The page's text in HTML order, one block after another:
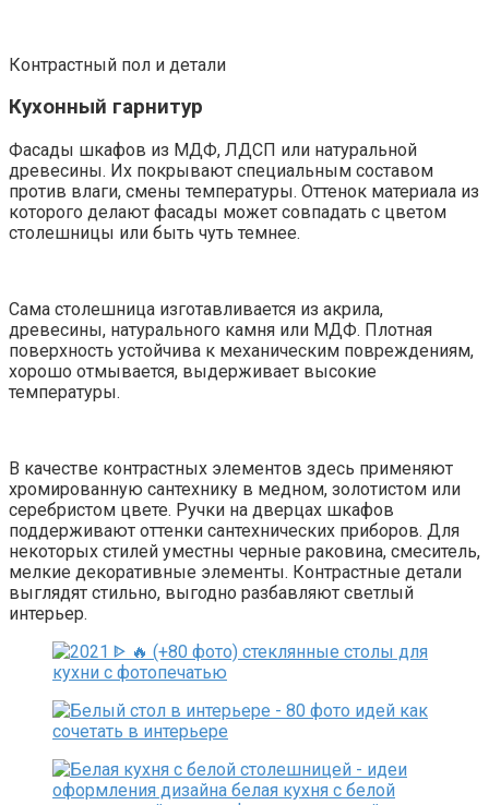
Контрастный пол и детали
Кухонный гарнитур
Фасады шкафов из МДФ, ЛДСП или натуральной
древесины. Их покрывают специальным составом
против влаги, смены температуры. Оттенок материала из
которого делают фасады может совпадать с цветом
столешницы или быть чуть темнее.
Сама столешница изготавливается из акрила,
древесины, натурального камня или МДФ. Плотная
поверхность устойчива к механическим повреждениям,
хорошо отмывается, выдерживает высокие
температуры.
В качестве контрастных элементов здесь применяют
хромированную сантехнику в медном, золотистом или
серебристом цвете. Ручки на дверцах шкафов
поддерживают оттенки сантехнических приборов. Для
некоторых стилей уместны черные раковина, смеситель,
мелкие декоративные элементы. Контрастные детали
выглядят стильно, выгодно разбавляют светлый
интерьер.